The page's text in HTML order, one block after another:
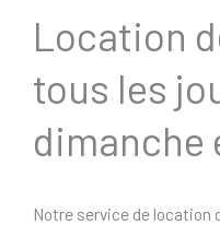
Location
tous les
dimanche
Notre service de